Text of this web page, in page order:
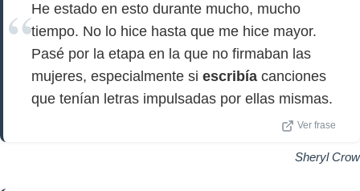
He estado en esto durante mucho, mucho
tiempo. No lo hice hasta que me hice mayor.
Pasé por la etapa en la que no firmaban las
mujeres, especialmente si escribía canciones
que tenían letras impulsadas por ellas mismas.
Ver frase
Sheryl Crow